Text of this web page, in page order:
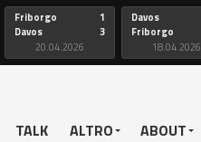
Friborgo
Davos
1
3
20.04.2026
Davos
Friborgo
18.04.2026
TALK ALTRO ABOUT